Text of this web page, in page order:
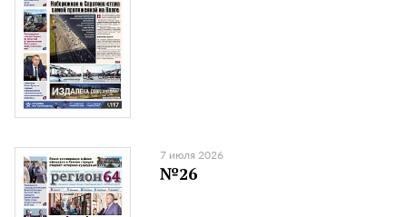
7 июля 2026
№26